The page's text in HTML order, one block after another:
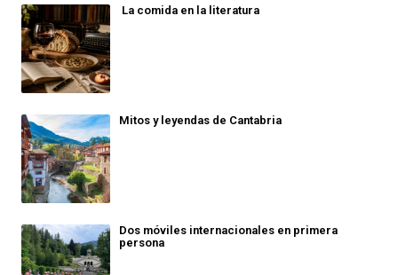
La comida en la literatura
Mitos y leyendas de Cantabria
Dos móviles internacionales en primera
persona